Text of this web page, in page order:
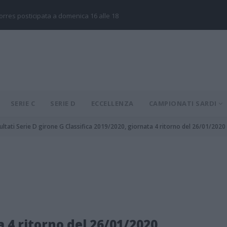
posticipata a domenica 16 alle 18
SERIE C SERIE D ECCELLENZA CAMPIONATI SARDI
Serie D girone G Classifica 2019/2020, giornata 4 ritorno del 26/01/2020